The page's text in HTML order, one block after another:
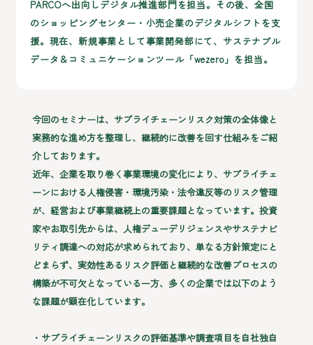
PARCOへ出向しデジタル推進部門を担当。その後、全国
のショッピングセンター・小売企業のデジタルシフトを支
援。現在、新規事業として事業開発部にて、サステナブル
データ＆コミュニケーションツール「wezero」を担当。
今回のセミナーは、サプライチェーンリスク対策の全体像と
実務的な進め方を整理し、継続的に改善を回す仕組みをご紹
介しております。
近年、企業を取り巻く事業環境の変化により、サプライチェ
ーンにおける人権侵害・環境汚染・法令違反等のリスク管理
が、経営および事業継続上の重要課題となっています。投資
家やお取引先からは、人権デューデリジェンスやサステナビ
リティ調達への対応が求められており、単なる方針策定にと
どまらず、実効性あるリスク評価と継続的な改善プロセスの
構築が不可欠となっている一方、多くの企業では以下のよう
な課題が顕在化しています。
・サプライチェーンリスクの評価基準や調査項目を自社独自